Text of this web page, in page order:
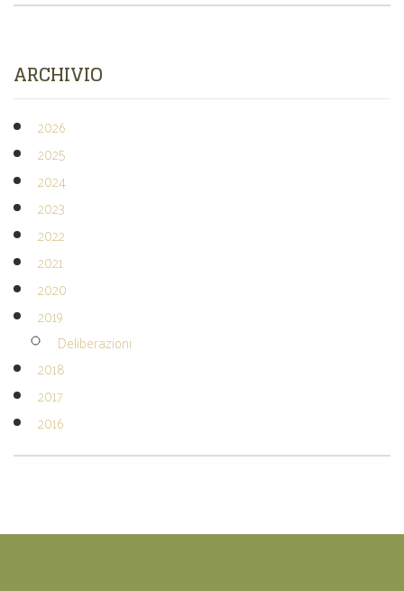
ARCHIVIO
2026
2025
2024
2023
2022
2021
2020
2019
Deliberazioni
2018
2017
2016